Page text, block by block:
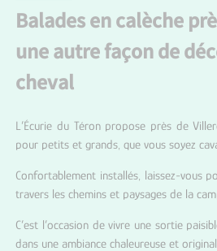
Balades en calèche
une autre façon de
cheval
L’Écurie du Téron propose près de
pour petits et grands, que vous soyez
Confortablement installés, laissez-vous
travers les chemins et paysages de la
C’est l’occasion de vivre une sortie
dans une ambiance chaleureuse et